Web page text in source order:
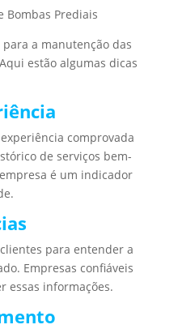
Bombas Prediais
a manutenção das
estão algumas dicas
comprovada
de serviços bem-
é um indicador
para entender a
Empresas confiáveis
essas informações.